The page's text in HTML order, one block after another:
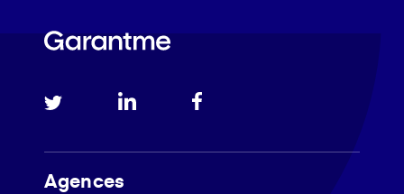
Agences